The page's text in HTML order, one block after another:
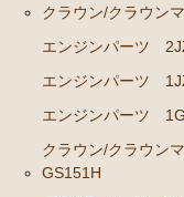
クラウン/クラウン
エンジンパーツ
エンジンパーツ
エンジンパーツ
クラウン/クラウン
GS151H